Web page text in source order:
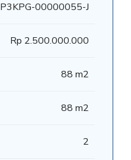
P3KPG-00000055-J
Rp 2.500.000.000
88 m2
88 m2
2